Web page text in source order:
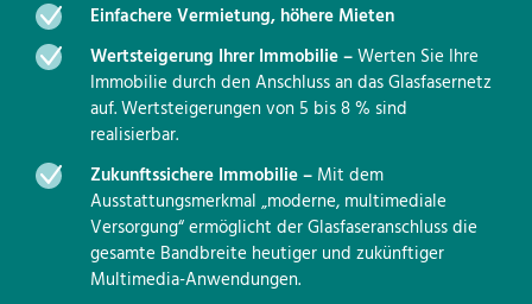
Einfachere Vermietung, höhere Mieten
Wertsteigerung Ihrer Immobilie –Werten Sie Ihre
Immobilie durch den Anschluss an das Glasfasernetz
auf. Wertsteigerungen von 5 bis 8 % sind
realisierbar.
Zukunftssichere Immobilie – Mit dem
Ausstattungsmerkmal „moderne, multimediale
Versorgung“ ermöglicht der Glasfaseranschluss die
gesamte Bandbreite heutiger und zukünftiger
Multimedia-Anwendungen.